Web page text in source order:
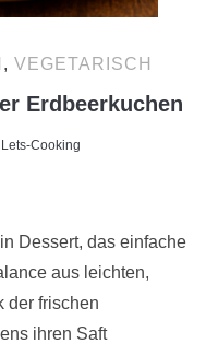
, VEGETARISCH
Erdbeerkuchen
Lets-Cooking
Dessert, das einfache
aus leichten,
der frischen
ihren Saft